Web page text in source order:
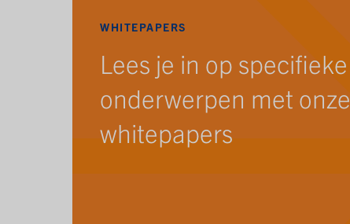
WHITEPAPERS
Lees je in op specifieke
onderwerpen met onze
whitepapers